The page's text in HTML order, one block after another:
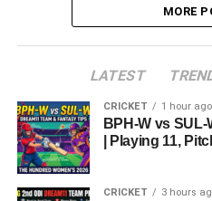
MORE
LATEST
CRICKET 1 hour ago
BPH-W vs SUL-
| Playing 11,
CRICKET 3 hours